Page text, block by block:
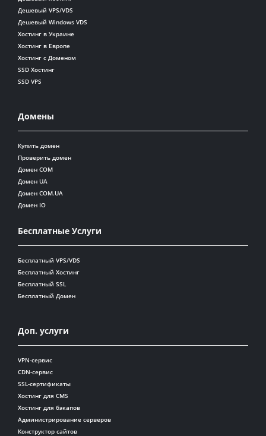
Дешевый VPS/VDS
Дешевый Windows VDS
Хостинг в Украине
Хостинг в Европе
Хостинг с Доменом
SSD Хостинг
SSD VPS
Домены
Купить домен
Проверить домен
Домен COM
Домен UA
Домен COM.UA
Домен IO
Бесплатные Услуги
Бесплатный VPS/VDS
Бесплатный Хостинг
Бесплатный SSL
Бесплатный Домен
Доп. услуги
VPN-сервис
CDN-сервис
SSL-сертификаты
Хостинг для CMS
Хостинг для бэкапов
Администрирование серверов
Конструктор сайтов